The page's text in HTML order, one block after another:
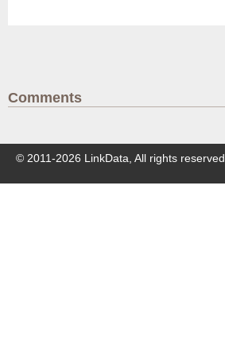
Comments
© 2011-2026 LinkData, All rights reserved.